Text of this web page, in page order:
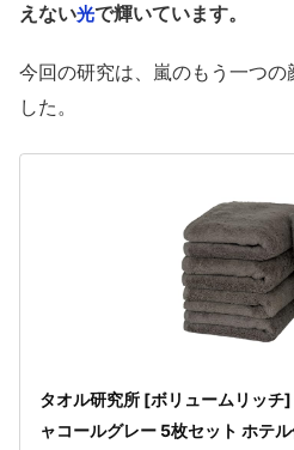
えない光で輝いています。
今回の研究は、嵐のもう一つの
した。
タオル研究所 [ボリュームリッ
ャコールグレー 5枚セット ホテ